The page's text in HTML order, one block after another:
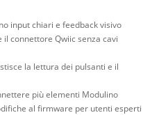
input chiari e feedback visivo
il connettore Qwiicsenza cavi
la lettura dei pulsanti e il
più elementi Modulino
al firmware per utenti esperti